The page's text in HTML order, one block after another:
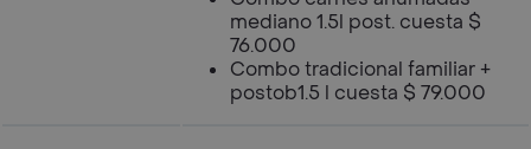
mediano 1.5l post. cuesta $
76.000
Combo tradicional familiar +
postob1.5 l cuesta $ 79.000